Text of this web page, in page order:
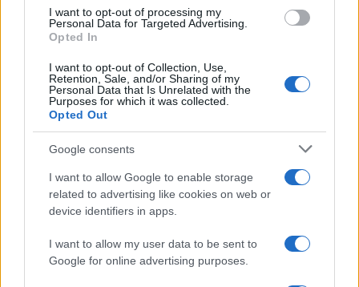
I want to opt-out of processing my
Personal Data for Targeted Advertising.
Opted In
I want to opt-out of Collection, Use,
Retention, Sale, and/or Sharing of my
Personal Data that Is Unrelated with the
Purposes for which it was collected.
Opted Out
Google consents
I want to allow Google to enable storage
related to advertising like cookies on web or
device identifiers in apps.
I want to allow my user data to be sent to
Google for online advertising purposes.
„legalább egy nagyságrenddel
biztonságosabb” lesz, mint az emberi sofőrök,
és reményét fejezte ki, hogy az izraeliek
hamarosan kipróbálhatják majd.
„Nem vagyok biztos benne, hogy
Izraelben már megkaptuk-e az
engedélyt erre. Azt hiszem, talán
már megvan. Remélhetőleg
hamarosan megkapjuk, és ti is
kipróbálhatjátok majd saját